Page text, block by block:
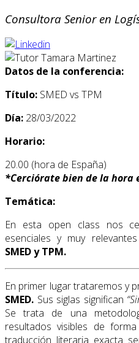
Consultora Senior en
Datos de la conferencia:
Título: SMED vs TPM
Día: 28/03/2022
Horario:
20.00 (hora de España)
*Cerciórate bien de la hora
Temática:
En esta open class nos
esenciales y muy
SMED y TPM.
En primer lugar trataremos y
SMED. Sus siglas significan
Se trata de una
resultados visibles de
traducción literaria exacta